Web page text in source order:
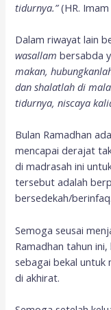
tidurnya.”(HR.
Dalam riwayat lain
wasallam bersabda
makan,
dan shalatlah di
tidurnya, niscaya
Bulan Ramadhan
mencapai derajat
di madrasah ini
tersebut adalah
bersedekah/berinfaq.
Semoga seusai
Ramadhan tahun
sebagai bekal untuk
di akhirat.